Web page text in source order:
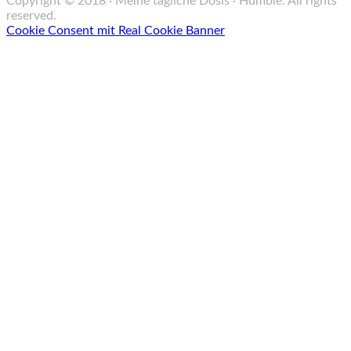
reserved.
Cookie Consent mit Real Cookie Banner